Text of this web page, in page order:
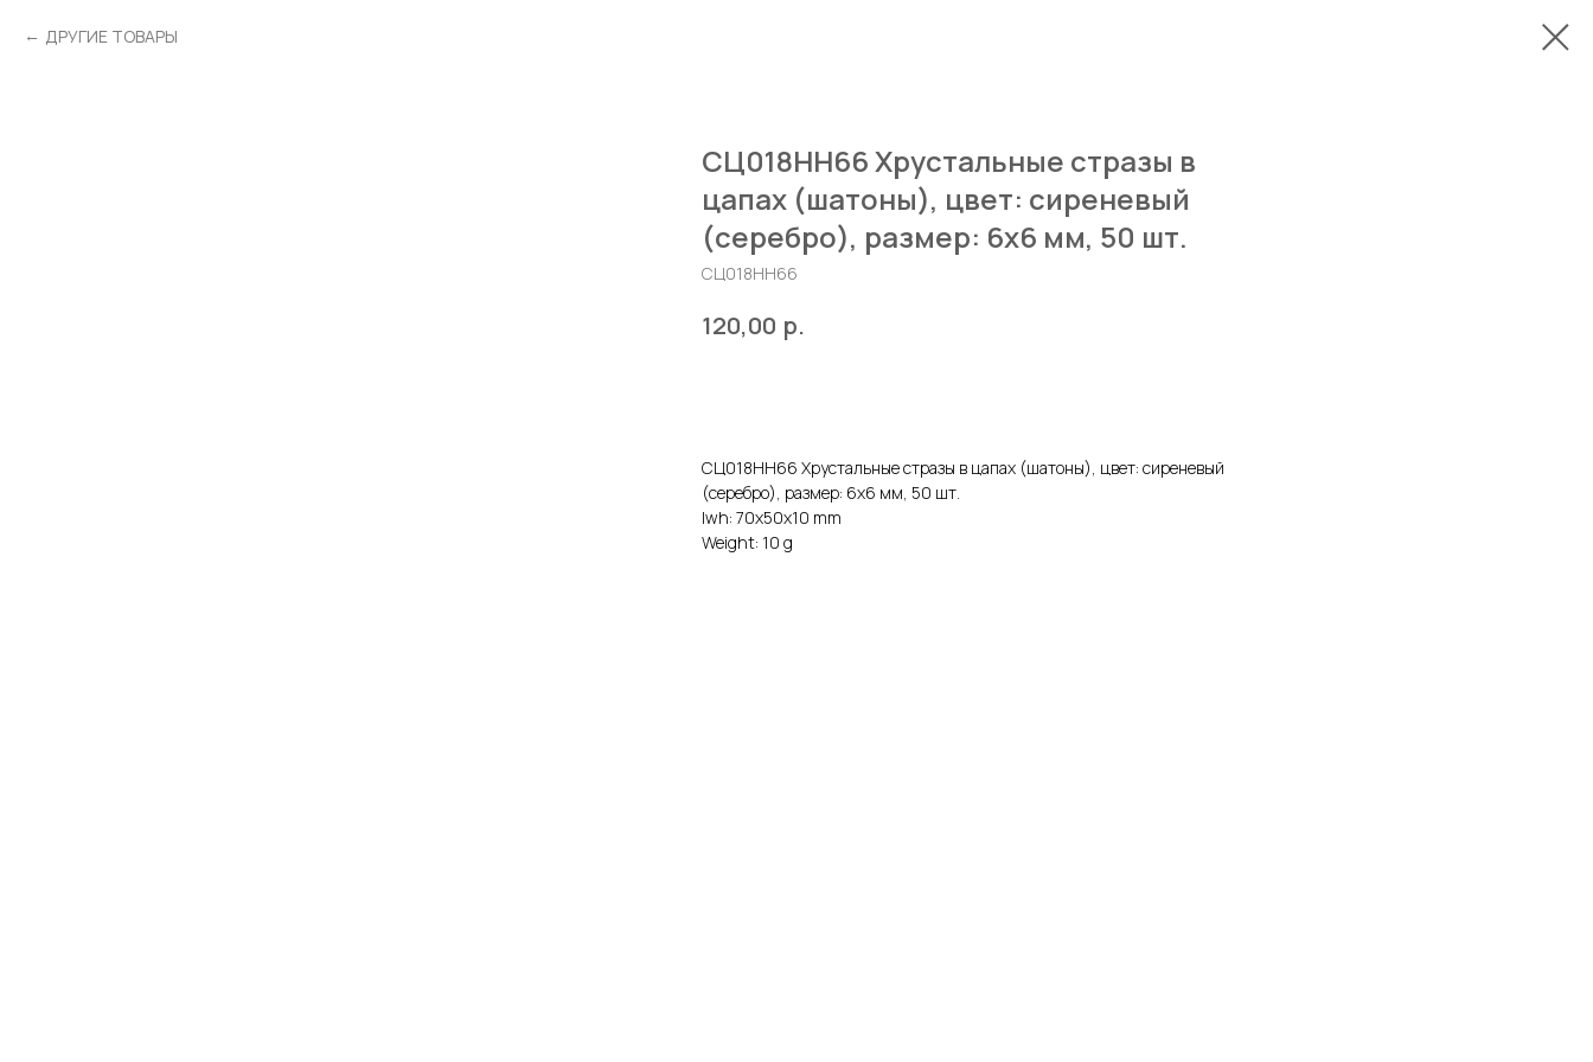
ДРУГИЕ ТОВАРЫ
СЦ018НН66 Хрустальные стразы в
цапах (шатоны), цвет: сиреневый
(серебро), размер: 6х6 мм, 50 шт.
СЦ018НН66
120,00 р.
СЦ018НН66 Хрустальные стразы в цапах (шатоны), цвет: сиреневый
(серебро), размер: 6х6 мм, 50 шт.
lwh: 70x50x10 mm
Weight: 10 g